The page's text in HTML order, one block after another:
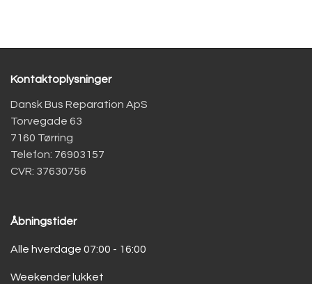
Kontaktoplysninger
Dansk Bus Reparation ApS
Torvegade 63
7160 Tørring
Telefon: 76903157
CVR: 37630756
Åbningstider
Alle hverdage 07:00 - 16:00
Weekender lukket